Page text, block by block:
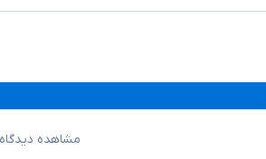
مشاهده